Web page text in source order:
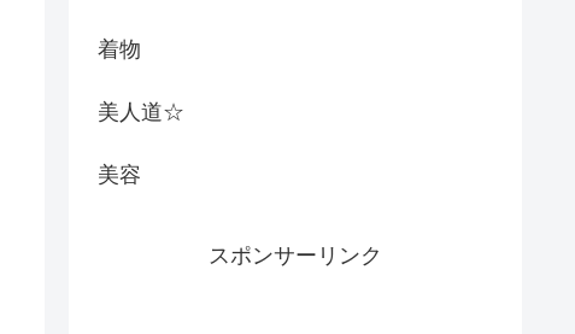
着物
美人道☆
美容
スポンサーリンク